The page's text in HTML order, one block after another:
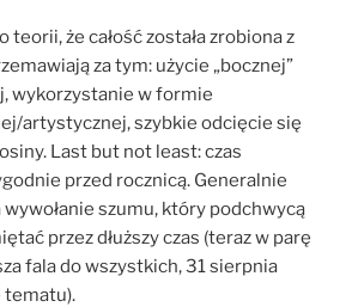
teorii, że całość została zrobiona z
za tym: użycie „bocznej”
wykorzystanie w formie
artystycznej, szybkie odcięcie się
Last but not least: czas
przed rocznicą. Generalnie
wywołanie szumu, który podchwycą
przez dłuższy czas (teraz w parę
fala do wszystkich, 31 sierpnia
tematu).